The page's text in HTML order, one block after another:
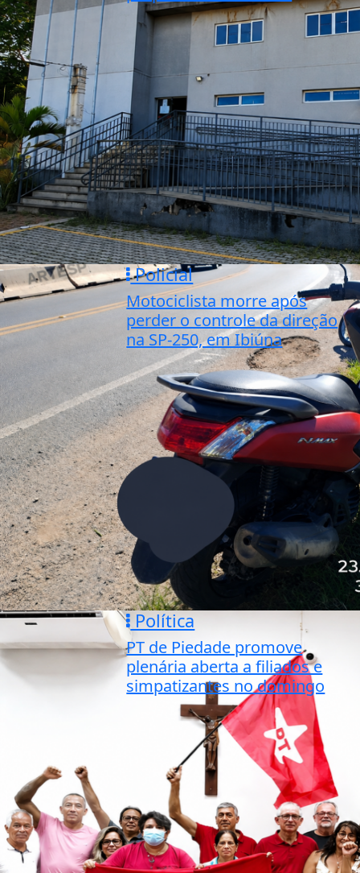
Policial
Motociclista morre após
perder o controle da direção
na SP-250, em Ibiúna
Política
PT de Piedade promove
plenária aberta a filiados e
simpatizantes no domingo